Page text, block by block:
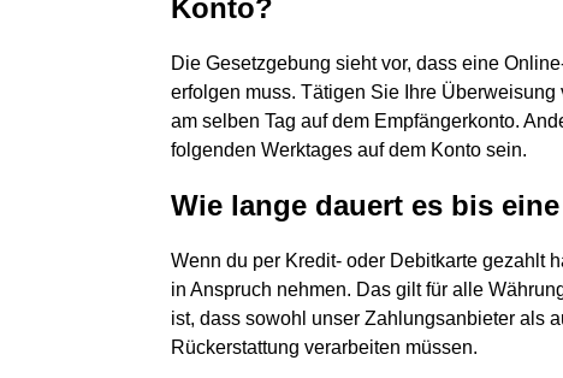
Konto?
Die Gesetzgebung sieht vor, dass eine
erfolgen muss. Tätigen Sie Ihre
am selben Tag auf dem Empfängerkonto.
folgenden Werktages auf dem Konto sein.
Wie lange dauert es bis
Wenn du per Kredit- oder Debitkarte gezahlt
in Anspruch nehmen. Das gilt für alle
ist, dass sowohl unser Zahlungsanbieter als
Rückerstattung verarbeiten müssen.